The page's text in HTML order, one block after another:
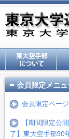
会員限定メニュ
会員限定ペー
【期間限定公
了】東大空手部90